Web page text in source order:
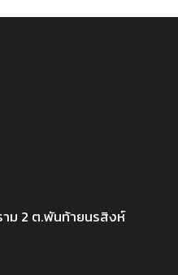
าม 2 ต.พันท้ายนรสิงห์